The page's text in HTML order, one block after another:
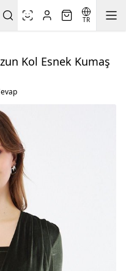
TR
Kol Esnek Kumaş